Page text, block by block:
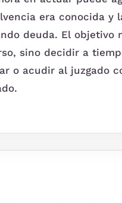
era conocida y
deuda. El objetivo
sino decidir a
o acudir al juzgado